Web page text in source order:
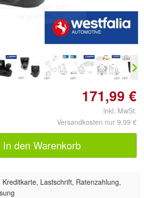
Doppelt antippen zum
vergrößern
171,99 €
inkl. MwSt.
Versandkosten nur 9,99 €
In den Warenkorb
Kreditkarte, Lastschrift, Ratenzahlung,